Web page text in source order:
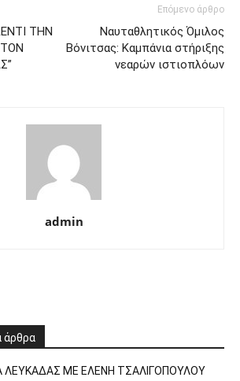
ΤΗΝ
Επόμενο άρθρο
Ναυταθλητικός Όμιλος
Βόνιτσας: Καμπάνια στήριξης
νεαρών ιστιοπλόων
admin
άρθρα
ΛΕΥΚΑΔΑΣ ΜΕ ΕΛΕΝΗ ΤΣΑΛΙΓΟΠΟΥΛΟΥ